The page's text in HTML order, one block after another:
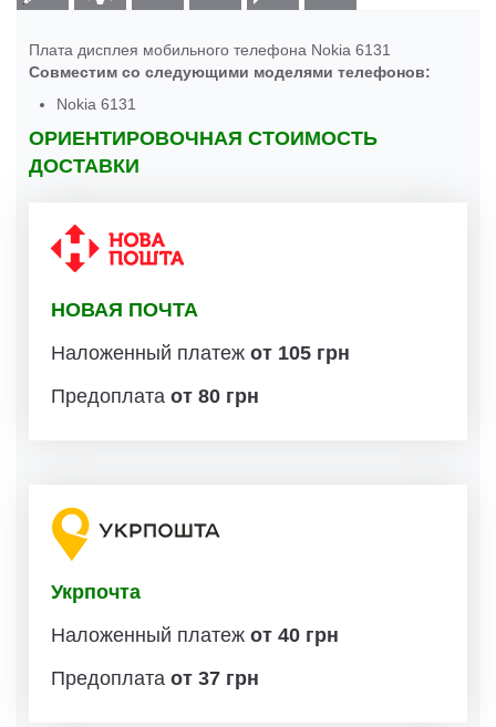
Плата дисплея мобильного телефона Nokia 6131
Совместим со следующими моделями телефонов:
Nokia 6131
ОРИЕНТИРОВОЧНАЯ СТОИМОСТЬ
ДОСТАВКИ
НОВАЯ ПОЧТА
Наложенный платеж от 105 грн
Предоплата от 80 грн
Укрпочта
Наложенный платеж от 40 грн
Предоплата от 37 грн